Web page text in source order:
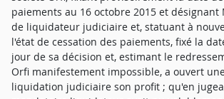
paiements au 16 octobre 2015 et
de liquidateur judiciaire et, statuant à
l'état de cessation des paiements, fixé la
jour de sa décision et, estimant le
Orfi manifestement impossible, a ouvert
liquidation judiciaire son profit ; qu'en